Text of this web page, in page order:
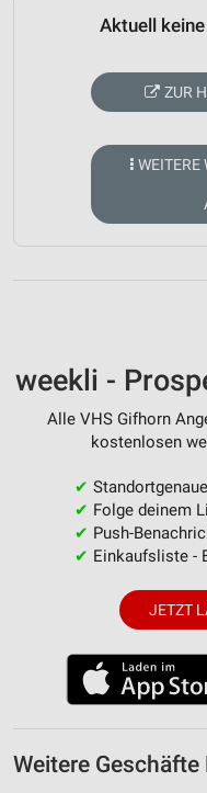
Aktuell
ZUR
WEITERE
weekli -
Alle VHS Gifhorn
kostenlosen
✔
✔ Folge deinem
✔ Push-
✔ Einkaufsliste -
JETZT
Weitere